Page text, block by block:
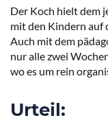
Der Koch hielt dem
mit den Kindern auf
Auch mit dem
nur alle zwei
wo es um rein
Urteil: